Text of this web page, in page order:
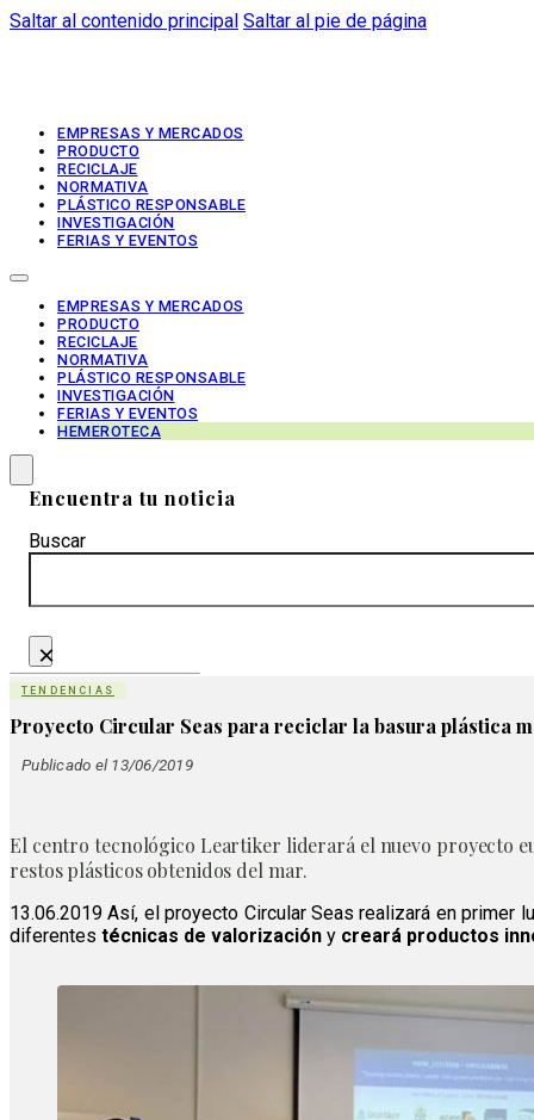
Saltar al contenido principal Saltar al pie de página
EMPRESAS Y MERCADOS
PRODUCTO
RECICLAJE
NORMATIVA
PLÁSTICO RESPONSABLE
INVESTIGACIÓN
FERIAS Y EVENTOS
EMPRESAS Y MERCADOS
PRODUCTO
RECICLAJE
NORMATIVA
PLÁSTICO RESPONSABLE
INVESTIGACIÓN
FERIAS Y EVENTOS
HEMEROTECA
Encuentra tu noticia
Buscar
×
TENDENCIAS
Proyecto Circular Seas para reciclar la basura plástica
Publicado el 13/06/2019
El centro tecnológico Leartiker liderará el nuevo proyecto
restos plásticos obtenidos del mar.
13.06.2019 Así, el proyecto Circular Seas realizará en primer
diferentes técnicas de valorización y creará productos